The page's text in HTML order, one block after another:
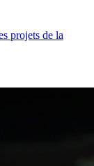
projets de la